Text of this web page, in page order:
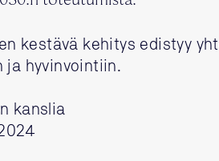
kestävä kehitys edistyy
ja hyvinvointiin.
kanslia